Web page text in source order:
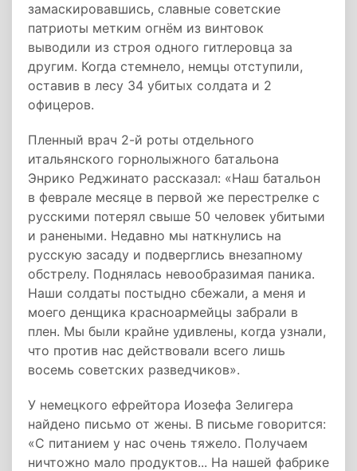
замаскировавшись, славные советские
патриоты метким огнём из винтовок
выводили из строя одного гитлеровца за
другим. Когда стемнело, немцы отступили,
оставив в лесу 34 убитых солдата и 2
офицеров.
Пленный врач 2-й роты отдельного
итальянского горнолыжного батальона
Энрико Реджинато рассказал: «Наш батальон
в феврале месяце в первой же перестрелке с
русскими потерял свыше 50 человек убитыми
и ранеными. Недавно мы наткнулись на
русскую засаду и подверглись внезапному
обстрелу. Поднялась невообразимая паника.
Наши солдаты постыдно сбежали, а меня и
моего денщика красноармейцы забрали в
плен. Мы были крайне удивлены, когда узнали,
что против нас действовали всего лишь
восемь советских разведчиков».
У немецкого ефрейтора Иозефа Зелигера
найдено письмо от жены. В письме говорится:
«С питанием у нас очень тяжело. Получаем
ничтожно мало продуктов... На нашей фабрике